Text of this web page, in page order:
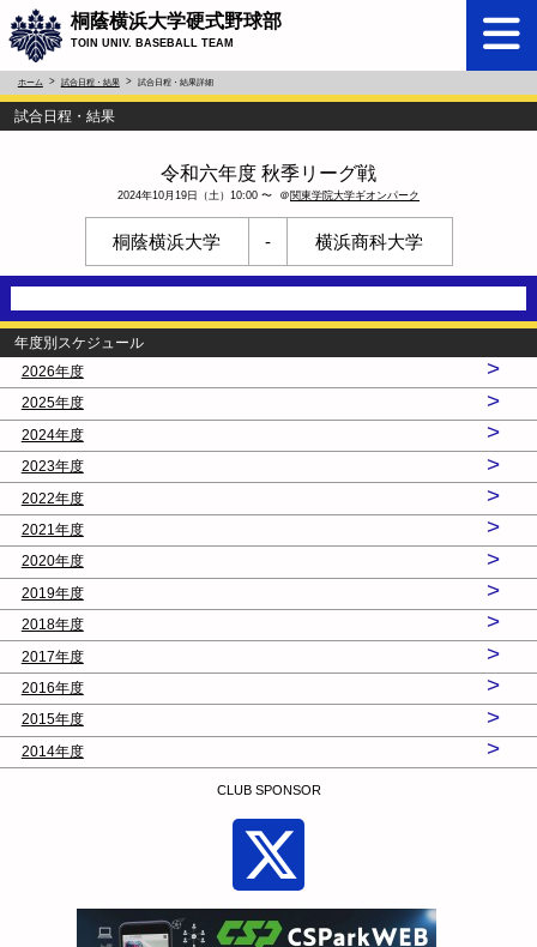
桐蔭横浜大学硬式野球部
TOIN UNIV. BASEBALL TEAM
ホーム 試合日程・結果 試合日程・結果詳細
試合日程・結果
令和六年度 秋季リーグ戦
2024年10月19日（土）10:00 〜 ＠ 関東学院大学ギオンパーク
桐蔭横浜大学 - 横浜商科大学
年度別スケジュール
2026年度
>
2025年度 >
2024年度 >
2023年度 >
2022年度 >
2021年度 >
2020年度 >
2019年度 >
2018年度 >
2017年度 >
2016年度 >
2015年度 >
2014年度 >
CLUB SPONSOR